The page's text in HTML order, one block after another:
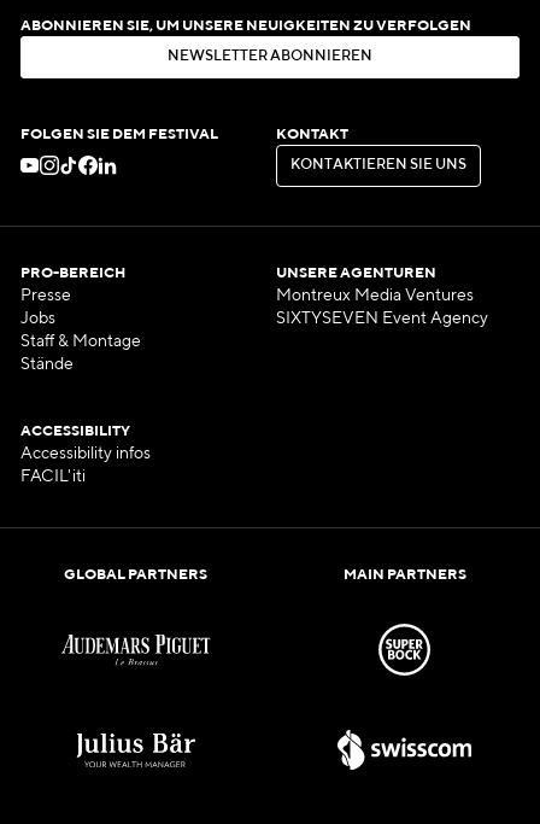
ABONNIEREN SIE, UM UNSERE NEUIGKEITEN ZU VERFOLGEN
N EWSLET ERABON N EREN
FOLGEN SIE DEM FESTIVAL KONTAKT
KON AKT EREN SI E UN S
KONTAKTIERENSIEUNS
PRO-BEREICH
Presse
Jobs
Staff & Montage
Stände
UNSERE AGENTUREN
Montreux Media Ventures
SIXTYSEVEN Event Agency
ACCESSIBILITY
Accessibility infos
FACIL'iti
GLOBAL PARTNERS MAIN PARTNERS